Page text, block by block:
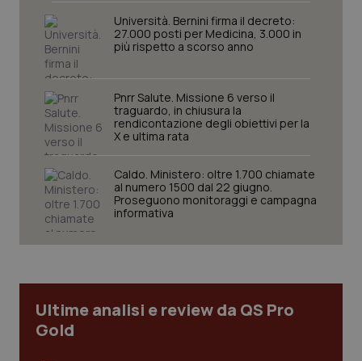
Università. Bernini firma il decreto:
27.000 posti per Medicina, 3.000 in
più rispetto a scorso anno
Pnrr Salute. Missione 6 verso il
traguardo, in chiusura la
rendicontazione degli obiettivi per la
X e ultima rata
Caldo. Ministero: oltre 1.700 chiamate
al numero 1500 dal 22 giugno.
Proseguono monitoraggi e campagna
informativa
Ultime analisi e review da QS Pro
Gold
I cookie necessari contribuiscono a rendere fruibile il
sito web abilitandone funzionalità di base quali la
navigazione sulle pagine e l'accesso alle aree
protette del sito. Il sito web non è in grado di
funzionare correttamente senza questi cookie.
Nome
Fornitore/Dominio
VISITOR_PRIVACY_METADATA
YouTube
.youtube.com